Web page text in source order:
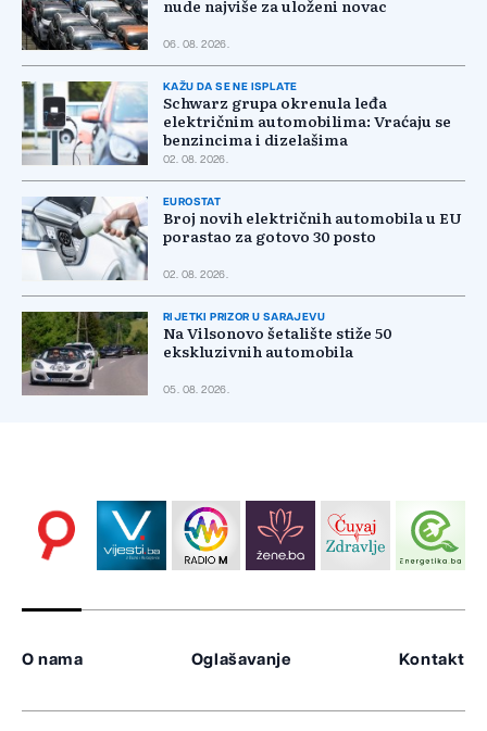
nude najviše za uloženi novac
06. 08. 2026.
KAŽU DA SE NE ISPLATE
Schwarz grupa okrenula leđa
električnim automobilima: Vraćaju se
benzincima i dizelašima
02. 08. 2026.
EUROSTAT
Broj novih električnih automobila u EU
porastao za gotovo 30 posto
02. 08. 2026.
RIJETKI PRIZOR U SARAJEVU
Na Vilsonovo šetalište stiže 50
ekskluzivnih automobila
05. 08. 2026.
O nama Oglašavanje Kontakt